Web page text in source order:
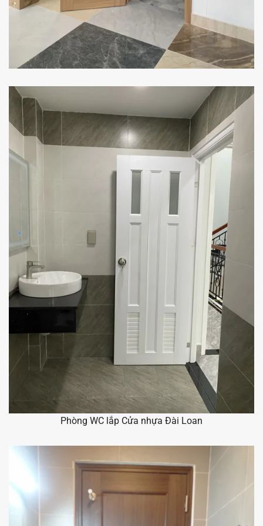
Phòng WC lắp Cửa nhựa Đài Loan